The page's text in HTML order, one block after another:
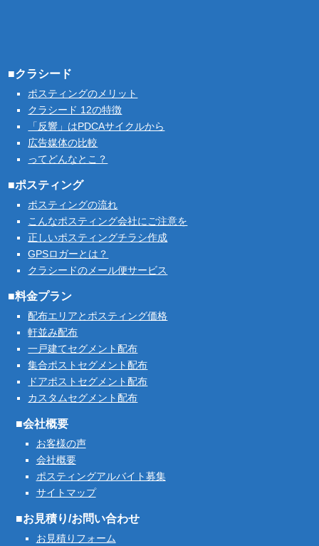
■クラシード
ポスティングのメリット
クラシード 12の特徴
「反響」はPDCAサイクルから
広告媒体の比較
ってどんなとこ？
■ポスティング
ポスティングの流れ
こんなポスティング会社にご注意を
正しいポスティングチラシ作成
GPSロガーとは？
クラシードのメール便サービス
■料金プラン
配布エリアとポスティング価格
軒並み配布
一戸建てセグメント配布
集合ポストセグメント配布
ドアポストセグメント配布
カスタムセグメント配布
■会社概要
お客様の声
会社概要
ポスティングアルバイト募集
サイトマップ
■お見積り/お問い合わせ
お見積りフォーム